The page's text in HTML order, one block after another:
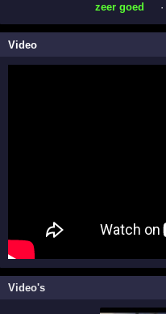
zeer goed
·
Video
Video's